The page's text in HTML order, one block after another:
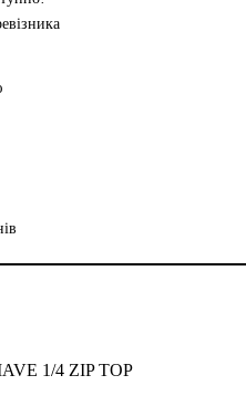
1/4 ZIP TOP